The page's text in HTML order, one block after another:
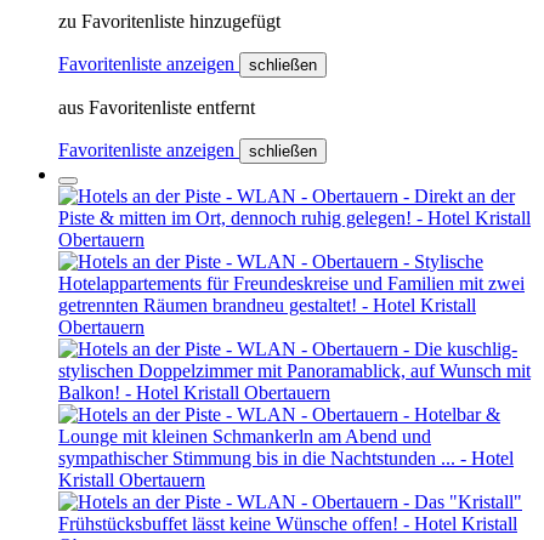
zu Favoritenliste hinzugefügt
Favoritenliste anzeigen schließen
aus Favoritenliste entfernt
Favoritenliste anzeigen schließen